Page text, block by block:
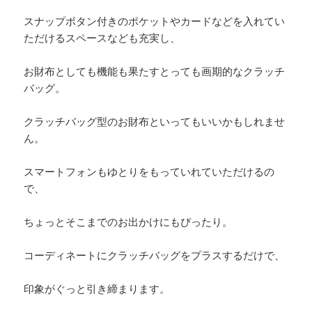
スナップボタン付きのポケットやカードなどを入れてい
ただけるスペースなども充実し、
お財布としても機能も果たすとっても画期的なクラッチ
バッグ。
クラッチバッグ型のお財布といってもいいかもしれませ
ん。
スマートフォンもゆとりをもっていれていただけるの
で、
ちょっとそこまでのお出かけにもぴったり。
コーディネートにクラッチバッグをプラスするだけで、
印象がぐっと引き締まります。